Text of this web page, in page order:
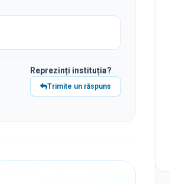
Reprezinți instituția?
Trimite un răspuns